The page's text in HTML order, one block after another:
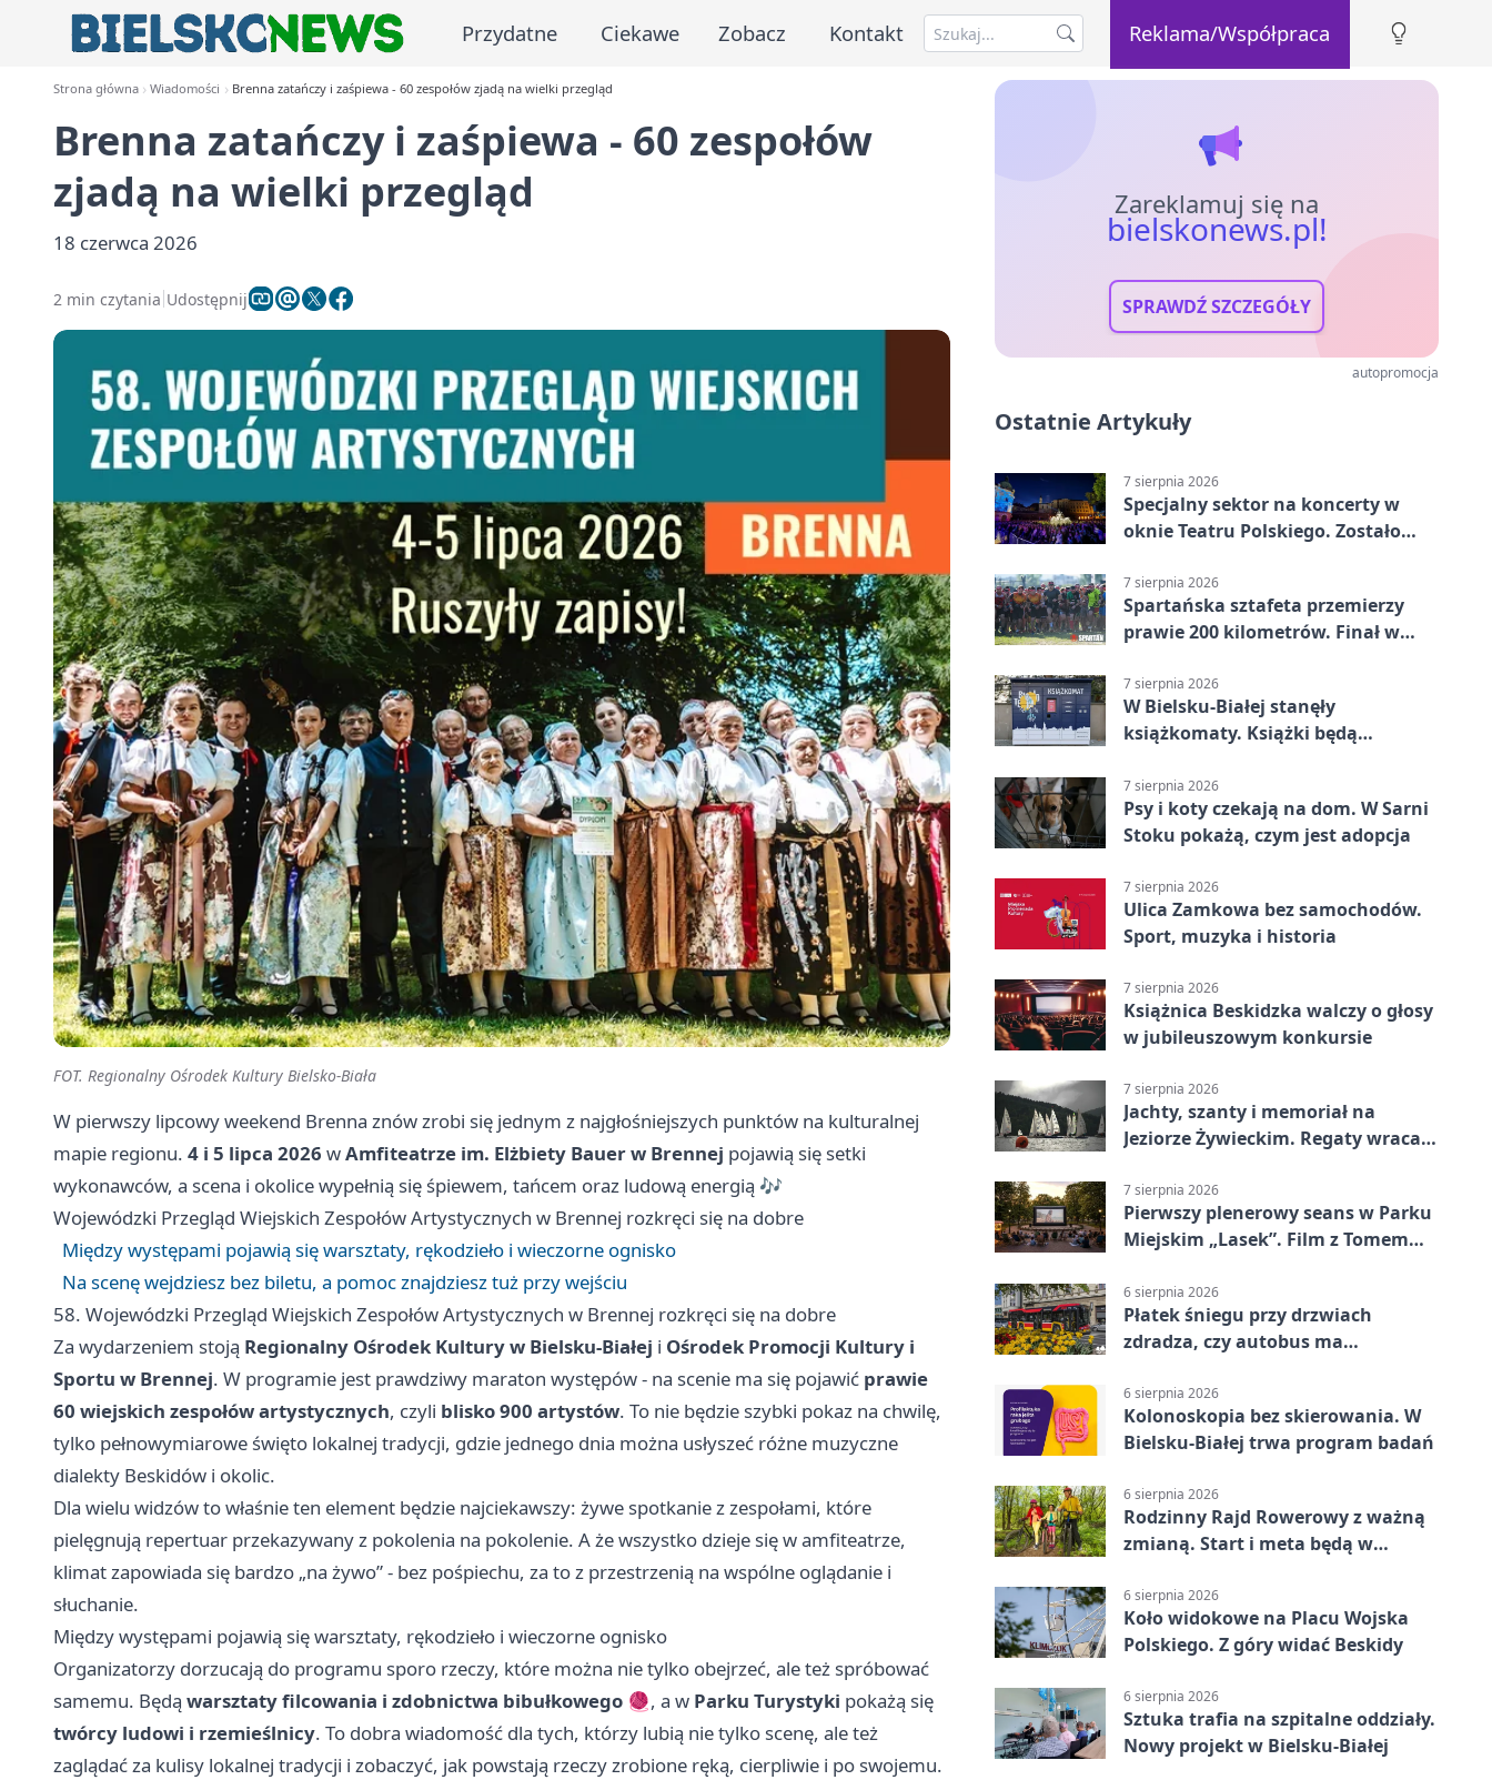
Przydatne Ciekawe Zobacz Kontakt Reklama/Współpraca
Strona główna Wiadomości Brenna zatańczy i zaśpiewa - 60 zespołów zjadą na wielki przegląd
Brenna zatańczy i zaśpiewa - 60 zespołów
zjadą na wielki przegląd
18 czerwca 2026
2 min czytania Udostępnij
FOT. Regionalny Ośrodek Kultury Bielsko-Biała
W pierwszy lipcowy weekend Brenna znów zrobi się jednym z najgłośniejszych punktów na kulturalnej
mapie regionu. 4 i 5 lipca 2026 wAmfiteatrze im. Elżbiety Bauer w Brennej pojawią się setki
wykonawców, a scena i okolice wypełnią się śpiewem, tańcem oraz ludową energią 🎶
Wojewódzki Przegląd Wiejskich Zespołów Artystycznych w Brennej rozkręci się na dobre
Między występami pojawią się warsztaty, rękodzieło i wieczorne ognisko
Na scenę wejdziesz bez biletu, a pomoc znajdziesz tuż przy wejściu
58. Wojewódzki Przegląd Wiejskich Zespołów Artystycznych w Brennej rozkręci się na dobre
Za wydarzeniem stoją Regionalny Ośrodek Kultury w Bielsku-Białej i Ośrodek Promocji Kultury i
Sportu w Brennej. W programie jest prawdziwy maraton występów - na scenie ma się pojawić prawie
60 wiejskich zespołów artystycznych, czyli blisko 900 artystów. To nie będzie szybki pokaz na chwilę,
tylko pełnowymiarowe święto lokalnej tradycji, gdzie jednego dnia można usłyszeć różne muzyczne
dialekty Beskidów i okolic.
Dla wielu widzów to właśnie ten element będzie najciekawszy: żywe spotkanie z zespołami, które
pielęgnują repertuar przekazywany z pokolenia na pokolenie. A że wszystko dzieje się w amfiteatrze,
klimat zapowiada się bardzo „na żywo” - bez pośpiechu, za to z przestrzenią na wspólne oglądanie i
słuchanie.
Między występami pojawią się warsztaty, rękodzieło i wieczorne ognisko
Organizatorzy dorzucają do programu sporo rzeczy, które można nie tylko obejrzeć, ale też spróbować
samemu. Będą warsztaty filcowania i zdobnictwa bibułkowego 🧶, a w Parku Turystyki pokażą się
twórcy ludowi i rzemieślnicy. To dobra wiadomość dla tych, którzy lubią nie tylko scenę, ale też
zaglądać za kulisy lokalnej tradycji i zobaczyć, jak powstają rzeczy zrobione ręką, cierpliwie i po swojemu.
Zareklamuj się na
bielskonews.pl!
SPRAWDŹ SZCZEGÓŁY
autopromocja
Ostatnie Artykuły
7 sierpnia 2026
Specjalny sektor na koncerty w
oknie Teatru Polskiego. Zostało
7 sierpnia 2026
Spartańska sztafeta przemierzy
prawie 200 kilometrów. Finał w
7 sierpnia 2026
W Bielsku-Białej stanęły
książkomaty. Książki będą
7 sierpnia 2026
Psy i koty czekają na dom. W Sarni
Stoku pokażą, czym jest adopcja
7 sierpnia 2026
Ulica Zamkowa bez samochodów.
Sport, muzyka i historia
7 sierpnia 2026
Książnica Beskidzka walczy o głosy
w jubileuszowym konkursie
7 sierpnia 2026
Jachty, szanty i memoriał na
Jeziorze Żywieckim. Regaty wracają
7 sierpnia 2026
Pierwszy plenerowy seans w Parku
Miejskim „Lasek”. Film z Tomem
6 sierpnia 2026
Płatek śniegu przy drzwiach
zdradza, czy autobus ma
6 sierpnia 2026
Kolonoskopia bez skierowania. W
Bielsku-Białej trwa program badań
6 sierpnia 2026
Rodzinny Rajd Rowerowy z ważną
zmianą. Start i meta będą w
6 sierpnia 2026
Koło widokowe na Placu Wojska
Polskiego. Z góry widać Beskidy
6 sierpnia 2026
Sztuka trafia na szpitalne oddziały.
Nowy projekt w Bielsku-Białej